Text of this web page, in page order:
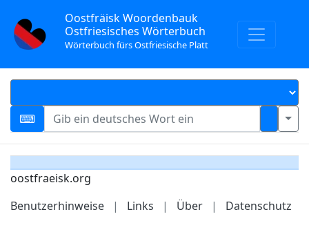
Oostfräisk Woordenbauk
Ostfriesisches Wörterbuch
Wörterbuch fürs Ostfriesische Platt
oostfraeisk.org
Benutzerhinweise
| Links | Über | Datenschutz